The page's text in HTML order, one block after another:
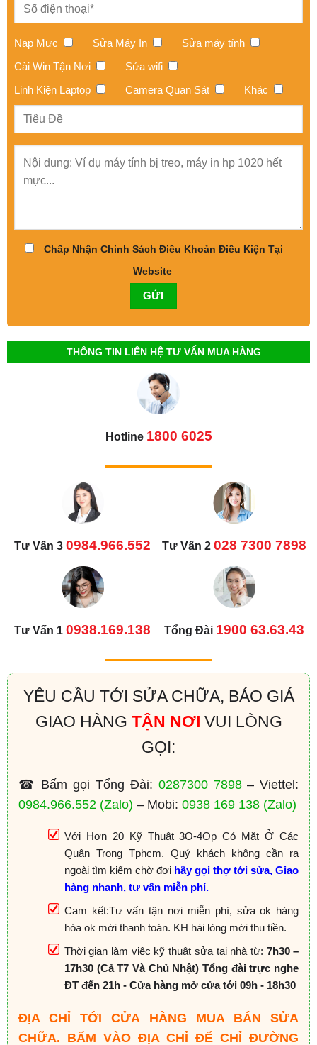
Nạp Mực Sửa Máy In
Sửa máy tính
Cài Win Tận Nơi
Sửa wifi
Linh Kiện Laptop
Camera Quan Sát Khác
Chấp Nhận Chinh Sách Điều Khoản Điều Kiện Tại
Website
THÔNG TIN LIÊN HỆ TƯ VẤN MUA HÀNG
Hotline 1800 6025
Tư Vấn 3 0984.966.552 Tư Vấn 2 028 7300 7898
Tư Vấn 1 0938.169.138 Tổng Đài 1900 63.63.43
YÊU CẦU TỚI SỬA CHỮA, BÁO GIÁ
GIAO HÀNG TẬN NƠI VUI LÒNG
GỌI:
☎ Bấm gọi Tổng Đài: 0287300 7898– Viettel:
0984.966.552 (Zalo) – Mobi: 0938 169 138 (Zalo)
Với Hơn 20 Kỹ Thuật 3O-4Op Có Mặt Ở Các
Quận Trong Tphcm. Quý khách không cần ra
ngoài tìm kiếm chờ đợi hãy gọi thợ tới sửa, Giao
hàng nhanh, tư vấn miễn phí.
Cam kết:Tư vấn tận nơi miễn phí, sửa ok hàng
hóa ok mới thanh toán. KH hài lòng mới thu tiền.
Thời gian làm việc kỹ thuật sửa tại nhà từ: 7h30 –
17h30 (Cả T7 Và Chủ Nhật) Tổng đài trực nghe
ĐT đến 21h - Cửa hàng mở cửa tới 09h - 18h30
ĐỊA CHỈ TỚI CỬA HÀNG MUA BÁN SỬA
CHỮA. BẤM VÀO ĐỊA CHỈ ĐỂ CHỈ ĐƯỜNG